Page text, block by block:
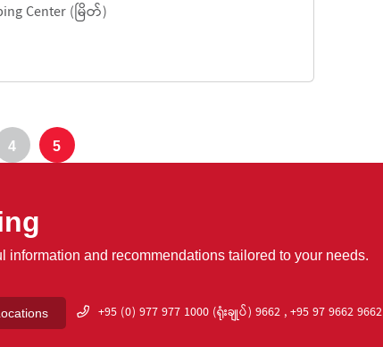
Center (မြိတ်)
4 5
information and recommendations tailored to your needs.
+95 (0) 977 977 1000 (ရုံးချုပ်) 9662 , +95 97 9662 9662